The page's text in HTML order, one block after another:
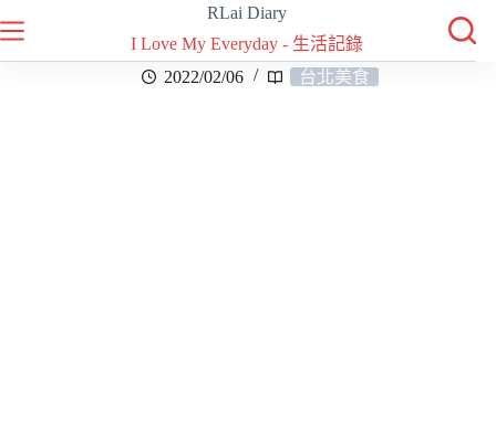
RLai Diary
I Love My Everyday - 生活記錄
2022/02/06
台北美食